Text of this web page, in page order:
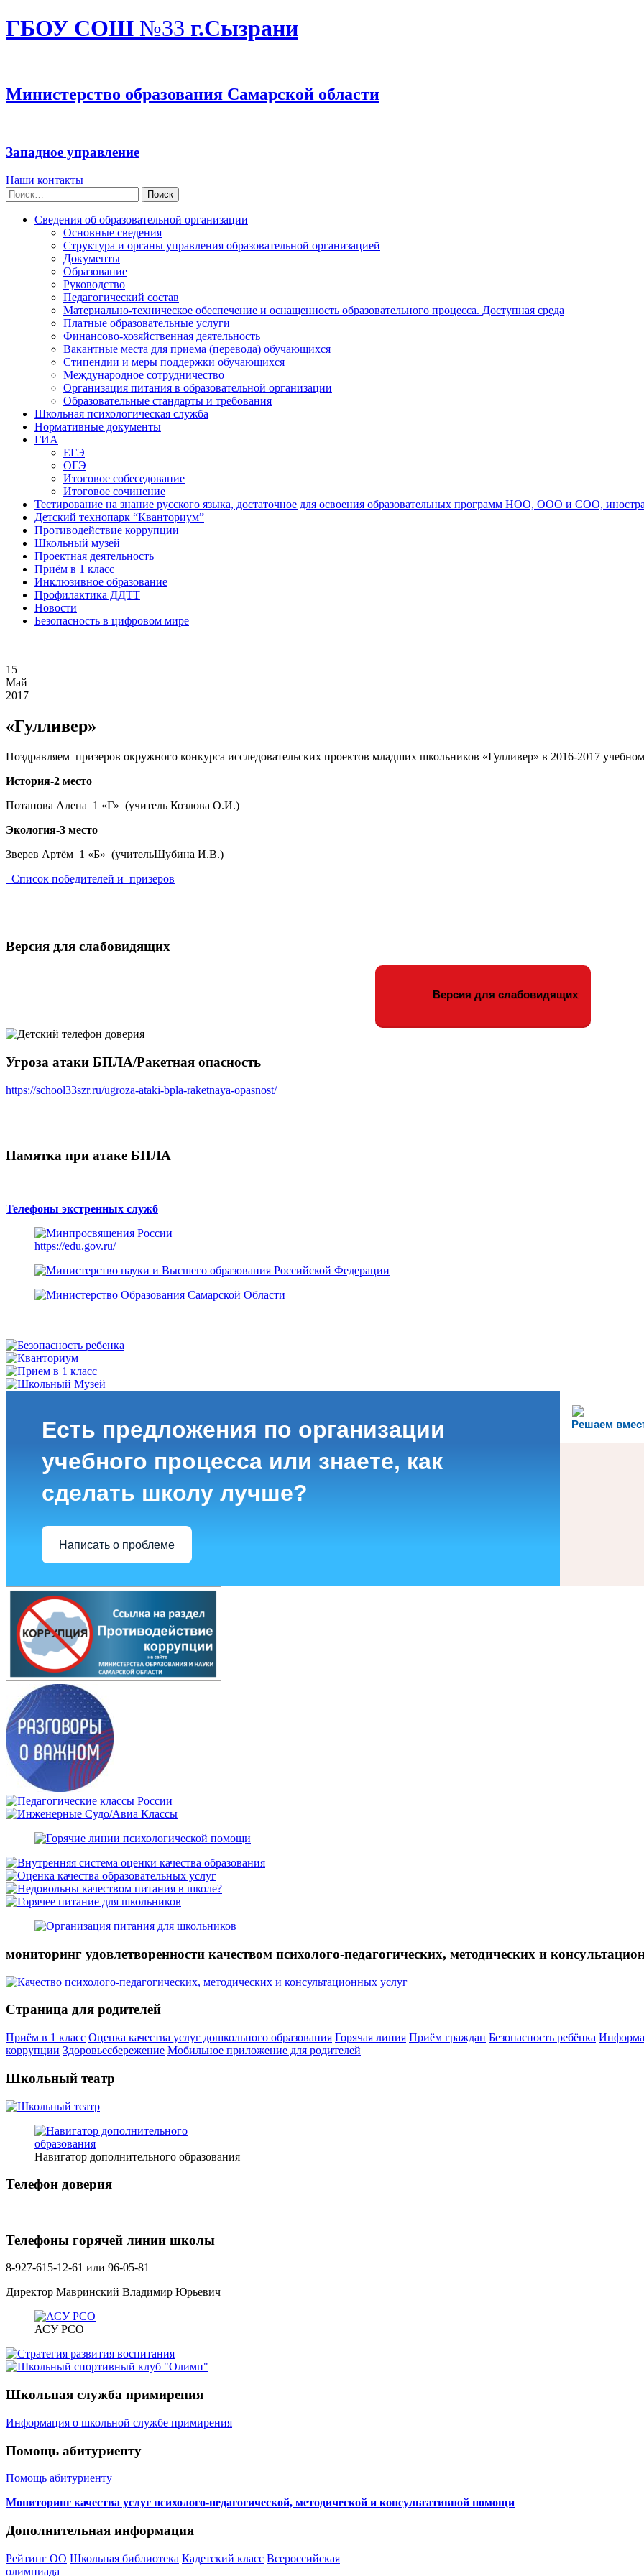
ГБОУ СОШ №33 г.Сызрани
Министерство образования Самарской области
Западное управление
Наши контакты
Найти:
Сведения об образовательной организации
Основные сведения
Структура и органы управления образовательной организацией
Документы
Образование
Руководство
Педагогический состав
Материально-техническое обеспечение и оснащенность образовательного процесса. Доступная среда
Платные образовательные услуги
Финансово-хозяйственная деятельность
Вакантные места для приема (перевода) обучающихся
Стипендии и меры поддержки обучающихся
Международное сотрудничество
Организация питания в образовательной организации
Образовательные стандарты и требования
Школьная психологическая служба
Нормативные документы
ГИА
ЕГЭ
ОГЭ
Итоговое собеседование
Итоговое сочинение
Тестирование на знание русского языка, достаточное для освоения образовательных программ НОО, ООО и СОО,
Детский технопарк “Кванториум”
Противодействие коррупции
Школьный музей
Проектная деятельность
Приём в 1 класс
Инклюзивное образование
Профилактика ДДТТ
Новости
Безопасность в цифровом мире
15
Май
2017
«Гулливер»
Поздравляем призеров окружного конкурса исследовательских проектов младших школьников «Гулливер» в 2016-2017
История-2 место
Потапова Алена 1 «Г» (учитель Козлова О.И.)
Экология-3 место
Зверев Артём 1 «Б» (учительШубина И.В.)
Список победителей и призеров
Версия для слабовидящих
Версия для слабовидящих
Угроза атаки БПЛА/Ракетная опасность
https://school33szr.ru/ugroza-ataki-bpla-raketnaya-opasnost/
Памятка при атаке БПЛА
Телефоны экстренных служб
https://edu.gov.ru/
Решаем
Есть предложения по организации
учебного процесса или знаете, как
сделать школу лучше?
Написать о проблеме
мониторинг удовлетворенности качеством психолого-педагогических, методических и
Страница для родителей
Приём в 1 класс Оценка качества услуг дошкольного образования Горячая линия Приём граждан Безопасность ребёнка
коррупции Здоровьесбережение Мобильное приложение для родителей
Школьный театр
Навигатор дополнительного образования
Телефон доверия
Телефоны горячей линии школы
8-927-615-12-61 или 96-05-81
Директор Мавринский Владимир Юрьевич
АСУ РСО
Школьная служба примирения
Информация о школьной службе примирения
Помощь абитуриенту
Помощь абитуриенту
Мониторинг качества услуг психолого-педагогической, методической и консультативной помощи
Дополнительная информация
Рейтинг ОО Школьная библиотека Кадетский класс Всероссийская
олимпиада